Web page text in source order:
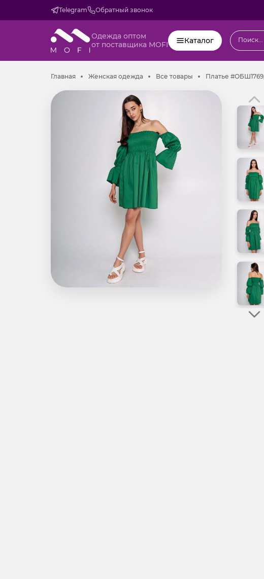
Telegram Обратный звонок
Одежда оптом
от поставщика MOFI
Каталог
ГлавнаяГлавнаяЖенская одежда Женская одежда
Все товары Все товары
Платье